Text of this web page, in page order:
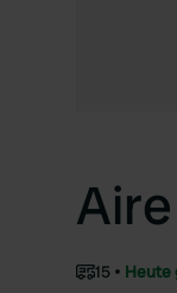
15 Heute